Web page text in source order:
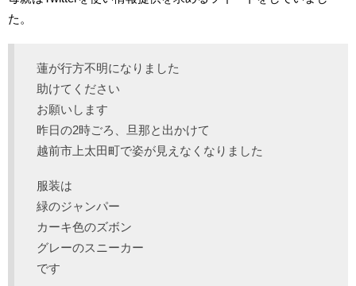
た。
蓮が行方不明になりました
助けてください
お願いします
昨日の2時ごろ、旦那と出かけて
越前市上太田町で姿が見えなくなりました
服装は
緑のジャンパー
カーキ色のズボン
グレーのスニーカー
です